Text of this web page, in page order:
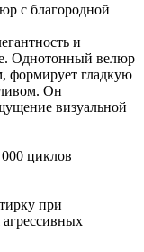
с благородной
и
Однотонный велюр
формирует гладкую
Он
визуальной
циклов
при
агрессивных